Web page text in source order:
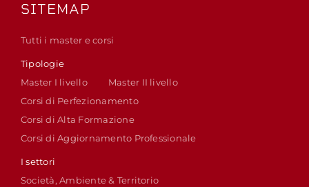
SITEMAP
Tutti i master e corsi
Tipologie
Master I livello
Master II livello
Corsi di Perfezionamento
Corsi di Alta Formazione
Corsi di Aggiornamento Professionale
I settori
Società, Ambiente & Territorio